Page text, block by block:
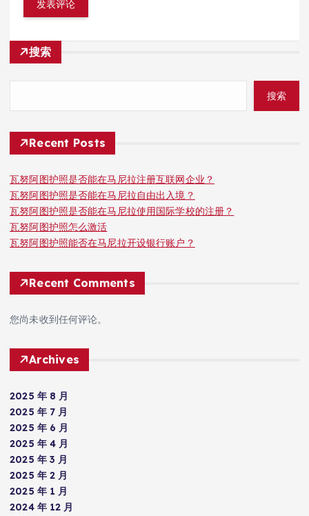
搜索
搜索
Recent Posts
瓦努阿图护照是否能在马尼拉注册互联网企业？
瓦努阿图护照是否能在马尼拉自由出入境？
瓦努阿图护照是否能在马尼拉使用国际学校的注册？
瓦努阿图护照怎么激活
瓦努阿图护照能否在马尼拉开设银行账户？
Recent Comments
您尚未收到任何评论。
Archives
2025 年 8 月
2025 年 7 月
2025 年 6 月
2025 年 4 月
2025 年 3 月
2025 年 2 月
2025 年 1 月
2024 年 12 月